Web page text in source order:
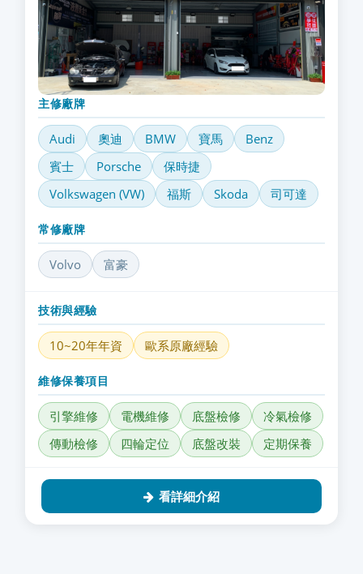
主修廠牌
Audi 奧迪 BMW 寶馬
Benz
賓士
Porsche
保時捷
Volkswagen (VW)
福斯 Skoda 司可達
常修廠牌
Volvo 富豪
技術與經驗
10~20年年資 歐系原廠經驗
維修保養項目
引擎維修 電機維修 底盤檢修
冷氣檢修
傳動檢修
四輪定位 底盤改裝 定期保養
看詳細介紹